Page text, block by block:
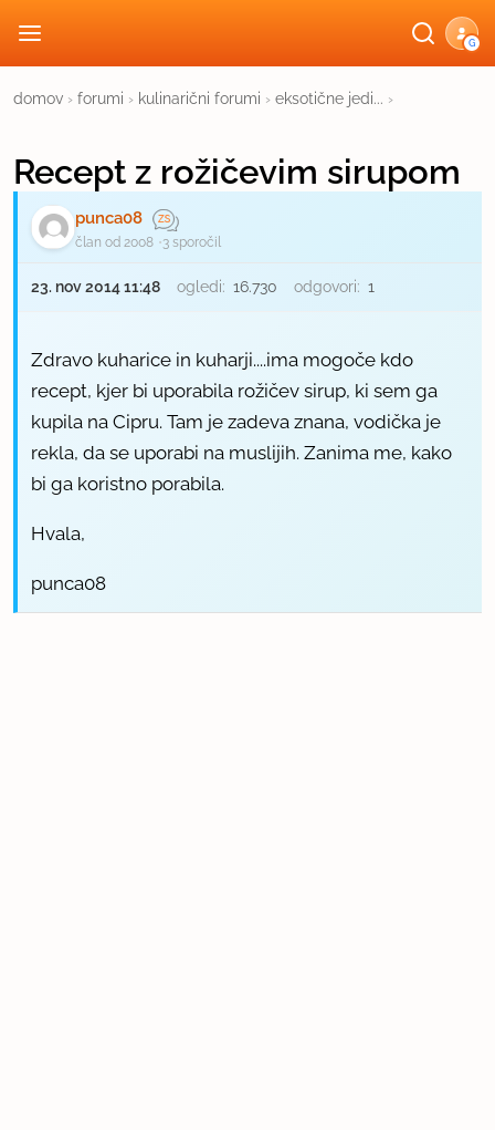
G
domov › forumi › kulinarični forumi › eksotične jedi... ›
Recept z rožičevim sirupom
punca08
član od 2008 3 sporočil
23. nov 2014 11:48 ogledi: 16.730 odgovori: 1
Zdravo kuharice in kuharji....ima mogoče kdo
recept, kjer bi uporabila rožičev sirup, ki sem ga
kupila na Cipru. Tam je zadeva znana, vodička je
rekla, da se uporabi na muslijih. Zanima me, kako
bi ga koristno porabila.
Hvala,
punca08